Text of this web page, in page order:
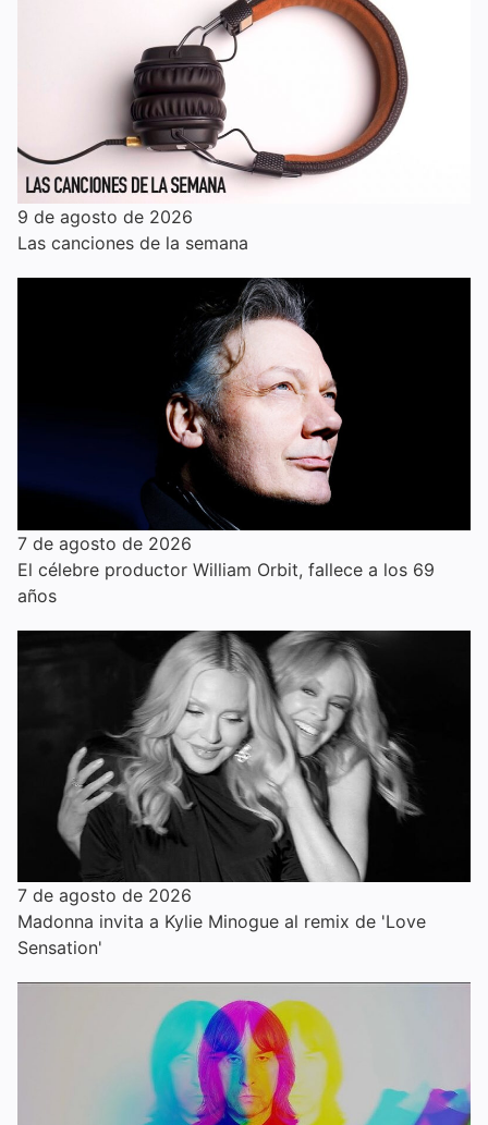
9 de agosto de 2026
Las canciones de la semana
7 de agosto de 2026
El célebre productor William Orbit, fallece a los 69
años
7 de agosto de 2026
Madonna invita a Kylie Minogue al remix de 'Love
Sensation'